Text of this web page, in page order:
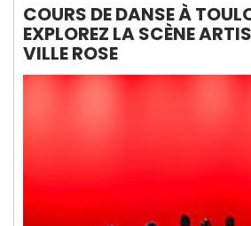
COURS DE DANSE À
EXPLOREZ LA SCÈNE
VILLE ROSE